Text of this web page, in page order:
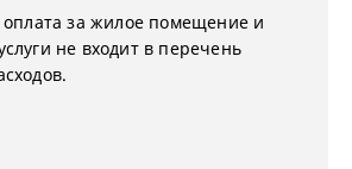
за жилое помещение и
не входит в перечень